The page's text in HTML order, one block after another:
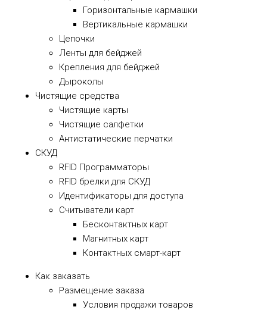
Горизонтальные кармашки
Вертикальные кармашки
Цепочки
Ленты для бейджей
Крепления для бейджей
Дыроколы
Чистящие средства
Чистящие карты
Чистящие салфетки
Антистатические перчатки
СКУД
RFID Программаторы
RFID брелки для СКУД
Идентификаторы для доступа
Cчитыватели карт
Бесконтактных карт
Магнитных карт
Контактных смарт-карт
Как заказать
Размещение заказа
Условия продажи товаров